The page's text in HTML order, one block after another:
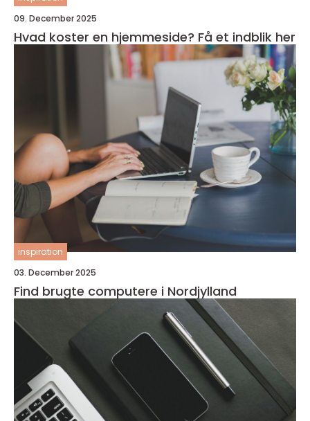
09. December 2025
Hvad koster en hjemmeside? Få et indblik her
inspiration
03. December 2025
Find brugte computere i Nordjylland